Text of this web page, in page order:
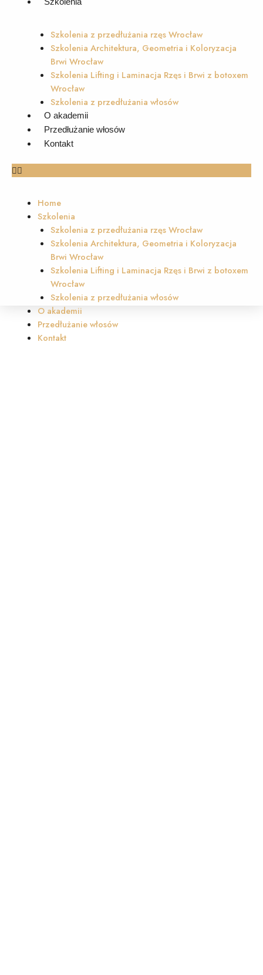
Szkolenia z przedłużania rzęs Wrocław
Szkolenia Architektura, Geometria i Koloryzacja
Brwi Wrocław
Szkolenia Lifting i Laminacja Rzęs i Brwi z botoxem
Wrocław
Szkolenia z przedłużania włosów
O akademii
Przedłużanie włosów
Kontakt
Home
Szkolenia
Szkolenia z przedłużania rzęs Wrocław
Szkolenia Architektura, Geometria i Koloryzacja
Brwi Wrocław
Szkolenia Lifting i Laminacja Rzęs i Brwi z botoxem
Wrocław
Szkolenia z przedłużania włosów
O akademii
Przedłużanie włosów
Kontakt